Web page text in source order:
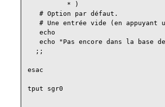
          * )
   # Option par défaut.
# Une entrée vide (en appuyant
   echo
echo "Pas encore dans la base
  ;;
esac
tput sgr0